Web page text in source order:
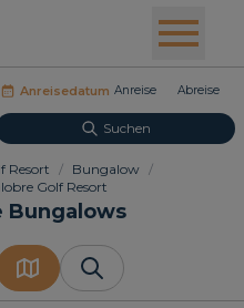
Anreisedatum
Suchen
Resort / Bungalow /
Golf Resort
Bungalows